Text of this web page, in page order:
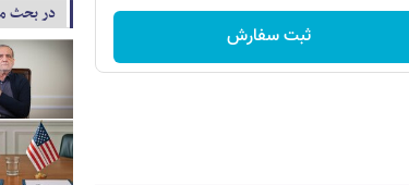
ثبت سفارش
در بحث